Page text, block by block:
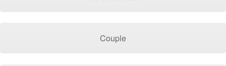
Couple